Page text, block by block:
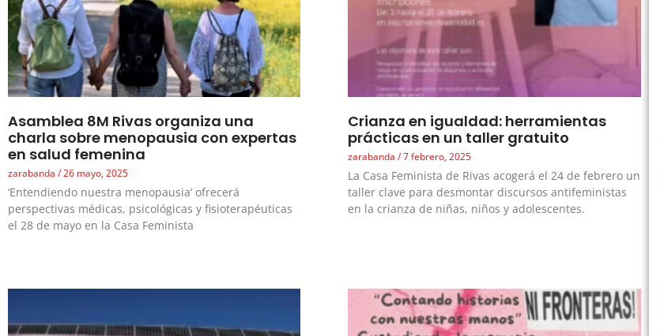
Asamblea 8M Rivas organiza una
charla sobre menopausia con expertas
en salud femenina
zarabanda 26 mayo, 2025
‘Entendiendo nuestra menopausia’ ofrecerá
perspectivas médicas, psicológicas y fisioterapéuticas
el 28 de mayo en la Casa Feminista
Crianza en igualdad: herramientas
prácticas en un taller gratuito
zarabanda 7 febrero, 2025
La Casa Feminista de Rivas acogerá el 24 de febrero un
taller clave para desmontar discursos antifeministas
en la crianza de niñas, niños y adolescentes.